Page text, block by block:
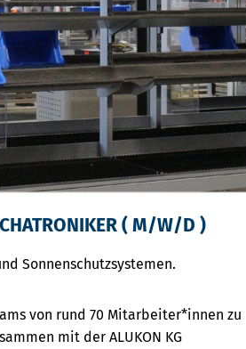
( M/W/D )
Sonnenschutzsystemen.
von rund 70 Mitarbeiter*innen zu
mit der ALUKON KG